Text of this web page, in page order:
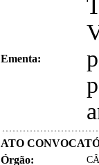
Ementa:
ATO
Órgão: